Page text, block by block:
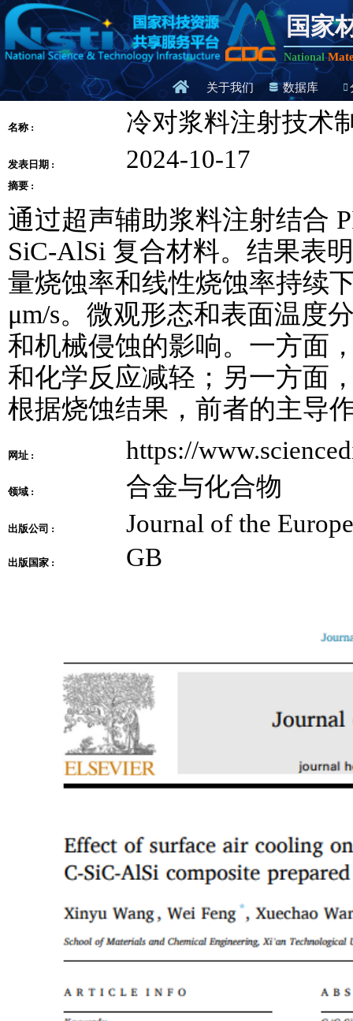
国家
National
关于我们 数据库
名称 : 冷对浆料注射技术
发表日期 : 2024-10-17
摘要 :
通过超声辅助浆料注射结合
SiC-AlSi 复合材料。结果表
量烧蚀率和线性烧蚀率持续
μm/s。微观形态和表面温度
和机械侵蚀的影响。一方面
和化学反应减轻；另一方面
根据烧蚀结果，前者的主导
网址 : https://
领域 : 合金与化合物
出版公司 : Journal of the
出版国家 : GB